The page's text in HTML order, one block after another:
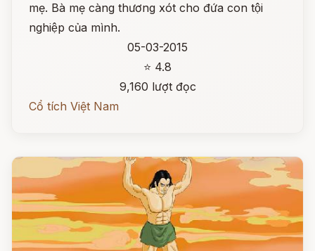
mẹ. Bà mẹ càng thương xót cho đứa con tội
nghiệp của mình.
05-03-2015
⭐ 4.8
9,160 lượt đọc
Cổ tích Việt Nam